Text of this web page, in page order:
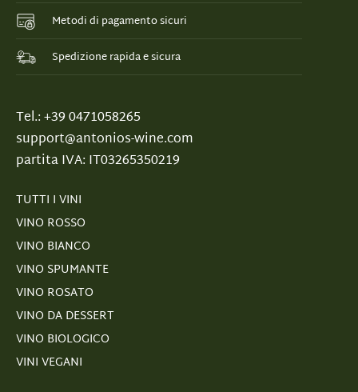
Metodi di pagamento sicuri
Spedizione rapida e sicura
Tel.: +39 0471058265
support@antonios-wine.com
partita IVA: IT03265350219
TUTTI I VINI
VINO ROSSO
VINO BIANCO
VINO SPUMANTE
VINO ROSATO
VINO DA DESSERT
VINO BIOLOGICO
VINI VEGANI